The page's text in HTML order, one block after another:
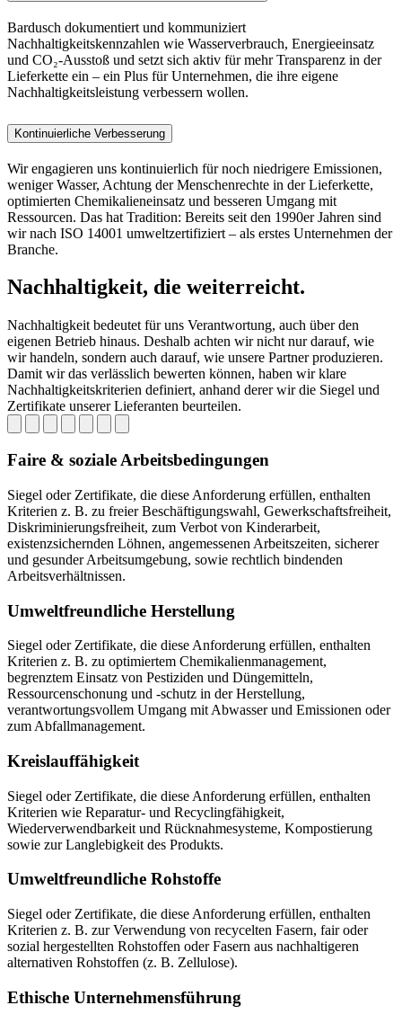
Bardusch dokumentiert und kommuniziert
Nachhaltigkeitskennzahlen wie Wasserverbrauch, Energieeinsatz
und CO₂-Ausstoß und setzt sich aktiv für mehr Transparenz in der
Lieferkette ein – ein Plus für Unternehmen, die ihre eigene
Nachhaltigkeitsleistung verbessern wollen.
Kontinuierliche Verbesserung
Wir engagieren uns kontinuierlich für noch niedrigere Emissionen,
weniger Wasser, Achtung der Menschenrechte in der Lieferkette,
optimierten Chemikalieneinsatz und besseren Umgang mit
Ressourcen. Das hat Tradition: Bereits seit den 1990er Jahren sind
wir nach ISO 14001 umweltzertifiziert – als erstes Unternehmen der
Branche.
Nachhaltigkeit, die weiterreicht.
Nachhaltigkeit bedeutet für uns Verantwortung, auch über den
eigenen Betrieb hinaus. Deshalb achten wir nicht nur darauf, wie
wir handeln, sondern auch darauf, wie unsere Partner produzieren.
Damit wir das verlässlich bewerten können, haben wir klare
Nachhaltigkeitskriterien definiert, anhand derer wir die Siegel und
Zertifikate unserer Lieferanten beurteilen.
Faire & soziale Arbeitsbedingungen
Siegel oder Zertifikate, die diese Anforderung erfüllen, enthalten
Kriterien z. B. zu freier Beschäftigungswahl, Gewerkschaftsfreiheit,
Diskriminierungsfreiheit, zum Verbot von Kinderarbeit,
existenzsichernden Löhnen, angemessenen Arbeitszeiten, sicherer
und gesunder Arbeitsumgebung, sowie rechtlich bindenden
Arbeitsverhältnissen.
Umweltfreundliche Herstellung
Siegel oder Zertifikate, die diese Anforderung erfüllen, enthalten
Kriterien z. B. zu optimiertem Chemikalienmanagement,
begrenztem Einsatz von Pestiziden und Düngemitteln,
Ressourcenschonung und -schutz in der Herstellung,
verantwortungsvollem Umgang mit Abwasser und Emissionen oder
zum Abfallmanagement.
Kreislauffähigkeit
Siegel oder Zertifikate, die diese Anforderung erfüllen, enthalten
Kriterien wie Reparatur- und Recyclingfähigkeit,
Wiederverwendbarkeit und Rücknahmesysteme, Kompostierung
sowie zur Langlebigkeit des Produkts.
Umweltfreundliche Rohstoffe
Siegel oder Zertifikate, die diese Anforderung erfüllen, enthalten
Kriterien z. B. zur Verwendung von recycelten Fasern, fair oder
sozial hergestellten Rohstoffen oder Fasern aus nachhaltigeren
alternativen Rohstoffen (z. B. Zellulose).
Ethische Unternehmensführung